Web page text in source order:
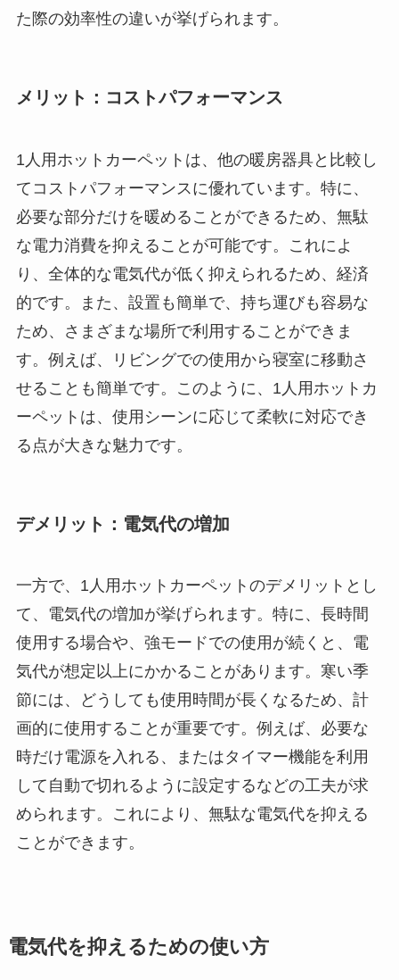
た際の効率性の違いが挙げられます。
メリット：コストパフォーマンス
1人用ホットカーペットは、他の暖房器具と比較し
てコストパフォーマンスに優れています。特に、
必要な部分だけを暖めることができるため、無駄
な電力消費を抑えることが可能です。これによ
り、全体的な電気代が低く抑えられるため、経済
的です。また、設置も簡単で、持ち運びも容易な
ため、さまざまな場所で利用することができま
す。例えば、リビングでの使用から寝室に移動さ
せることも簡単です。このように、1人用ホットカ
ーペットは、使用シーンに応じて柔軟に対応でき
る点が大きな魅力です。
デメリット：電気代の増加
一方で、1人用ホットカーペットのデメリットとし
て、電気代の増加が挙げられます。特に、長時間
使用する場合や、強モードでの使用が続くと、電
気代が想定以上にかかることがあります。寒い季
節には、どうしても使用時間が長くなるため、計
画的に使用することが重要です。例えば、必要な
時だけ電源を入れる、またはタイマー機能を利用
して自動で切れるように設定するなどの工夫が求
められます。これにより、無駄な電気代を抑える
ことができます。
電気代を抑えるための使い方